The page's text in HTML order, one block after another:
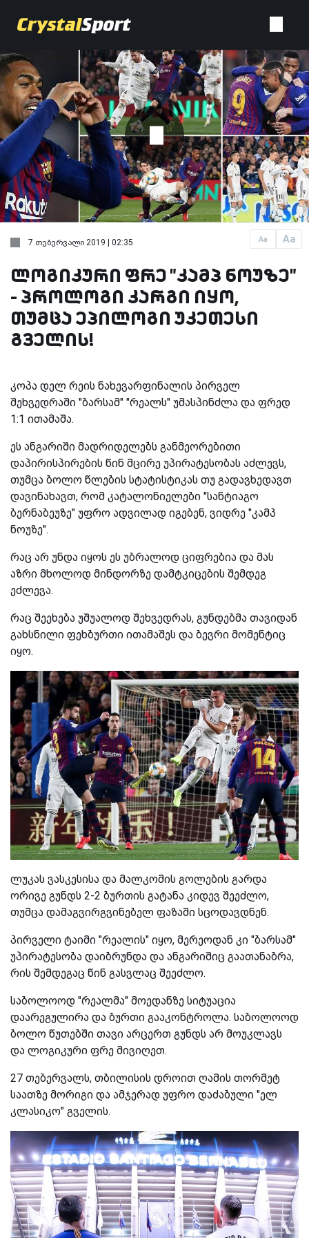
Aa Aa
7 თებერვალი 2019 | 02:35
ლოგიკური ფრე "კამპ ნოუზე"
- პროლოგი კარგი იყო,
თუმცა ეპილოგი უკეთესი
გველის!
კოპა დელ რეის ნახევარფინალის პირველ
შეხვედრაში "ბარსამ" "რეალს" უმასპინძლა და ფრედ
1:1 ითამაშა.
ეს ანგარიში მადრიდელებს განმეორებითი
დაპირისპირების წინ მცირე უპირატესობას აძლევს,
თუმცა ბოლო წლების სტატისტიკას თუ გადავხედავთ
დავინახავთ, რომ კატალონიელები "სანტიაგო
ბერნაბეუზე" უფრო ადვილად იგებენ, ვიდრე "კამპ
ნოუზე".
რაც არ უნდა იყოს ეს უბრალოდ ციფრებია და მას
აზრი მხოლოდ მინდორზე დამტკიცების შემდეგ
ეძლევა.
რაც შეეხება უშუალოდ შეხვედრას, გუნდებმა თავიდან
გახსნილი ფეხბურთი ითამაშეს და ბევრი მომენტიც
იყო.
ლუკას ვასკესისა და მალკომის გოლების გარდა
ორივე გუნდს 2-2 ბურთის გატანა კიდევ შეეძლო,
თუმცა დამაგვირგვინებელ ფაზაში სცოდავდნენ.
პირველი ტაიმი "რეალის" იყო, მერეოდან კი "ბარსამ"
უპირატესობა დაიბრუნდა და ანგარიშიც გაათანაბრა,
რის შემდეგაც წინ გასვლაც შეეძლო.
საბოლოოდ "რეალმა" მოედანზე სიტუაცია
დაარეგულირა და ბურთი გააკონტროლა. საბოლოოდ
ბოლო წუთებში თავი არცერთ გუნდს არ მოუკლავს
და ლოგიკური ფრე მივიღეთ.
27 თებერვალს, თბილისის დროით ღამის თორმეტ
საათზე მორიგი და ამჯერად უფრო დაძაბული "ელ
კლასიკო" გველის.